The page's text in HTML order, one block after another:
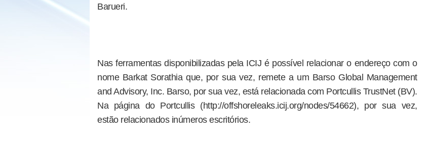
Barueri.
Nas ferramentas disponibilizadas pela ICIJ é possível relacionar o endereço com o
nome Barkat Sorathia que, por sua vez, remete a um Barso Global Management
and Advisory, Inc. Barso, por sua vez, está relacionada com Portcullis TrustNet (BV).
Na página do Portcullis (http://offshoreleaks.icij.org/nodes/54662), por sua vez,
estão relacionados inúmeros escritórios.